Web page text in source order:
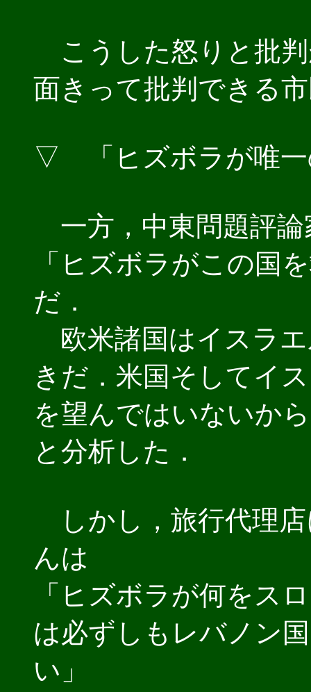
こうした怒りと批
面きって批判できる
▽ 「ヒズボラが唯一
一方，中東問題評
「ヒズボラがこの国
だ．
欧米諸国はイスラ
きだ．米国そしてイ
を望んではいないか
と分析した．
しかし，旅行代理
んは
「ヒズボラが何をス
は必ずしもレバノン
い」